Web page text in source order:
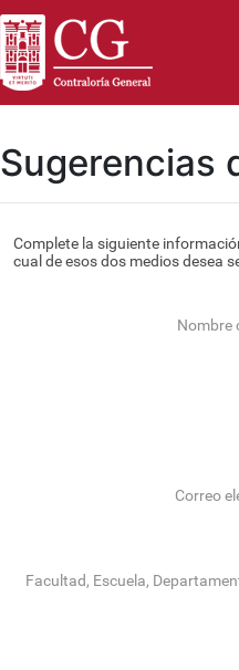
Sugerencias
Complete la siguiente
cual de esos dos medios desea
Nombre
Correo
Facultad, Escuela,